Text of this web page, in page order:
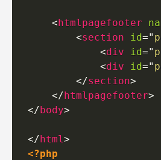
<htmlpagefooter
<section id="
<div id="
<div id="
</section>
</htmlpagefooter>
</body>
</html>
<?php